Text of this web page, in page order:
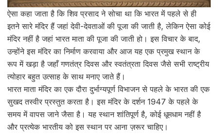
ऐसा कहा जाता है कि शिव प्रसाद ने सोचा था कि भारत में पहले से ही
इतने सारे मंदिर हैं जहां देवी-देवताओं की पूजा की जाती है, लेकिन ऐसा कोई
मंदिर नहीं है जहां भारत माता की पूजा की जाती हो। इस विचार के बाद,
उन्होंने इस मंदिर का निर्माण करवाया और आज यह एक प्रमुख स्थान के
रूप में खड़ा है जहाँ गणतंत्र दिवस और स्वतंत्रता दिवस जैसे सभी राष्ट्रीय
त्योहार बहुत उत्साह के साथ मनाए जाते हैं।
भारत माता मंदिर का एक दौरा दुर्भाग्यपूर्ण विभाजन से पहले के भारत की एक
सुखद तस्वीर प्रस्तुत करता है। इस मंदिर के दर्शन 1947 के पहले के
समय में वापस जाने जैसा है। यह स्थान शांतिपूर्ण है, कोई धूमधाम नहीं है
और प्रत्येक भारतीय को इस स्थान पर आना ज़रूर चाहिए।